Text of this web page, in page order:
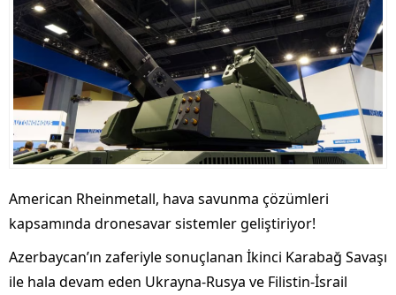
American Rheinmetall, hava savunma çözümleri
kapsamında dronesavar sistemler geliştiriyor!
Azerbaycan’ın zaferiyle sonuçlanan İkinci Karabağ Savaşı
ile hala devam eden Ukrayna-Rusya ve Filistin-İsrail